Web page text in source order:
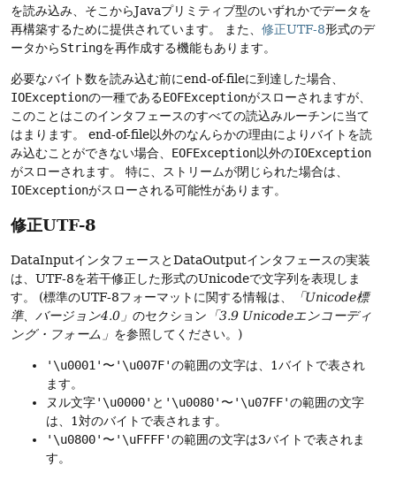
を読み込み、そこからJavaプリミティブ型のいずれかでデータを
再構築するために提供されています。
また、 修正UTF-8形式のデ
ータからStringを再作成する機能もあります。
必要なバイト数を読み込む前にend-of-fileに到達した場合、
IOExceptionの一種であるEOFExceptionがスローされますが、
このことはこのインタフェースのすべての読込みルーチンに当て
はまります。
end-of-file以外のなんらかの理由によりバイトを読
み込むことができない場合、 EOFException以外のIOException
がスローされます。
特に、ストリームが閉じられた場合は、
IOExceptionがスローされる可能性があります。
修正UTF-8
DataInputインタフェースとDataOutputインタフェースの実装
は、UTF-8を若干修正した形式のUnicodeで文字列を表現しま
す。
(標準のUTF-8フォーマットに関する情報は、
「Unicode標
準、バージョン4.0」 のセクション 「3.9 Unicodeエンコーディ
ング・フォーム」 を参照してください。)
'\u0001' 〜 '\u007F'の範囲の文字は、1バイトで表され
ます。
ヌル文字'\u0000' と '\u0080' 〜 '\u07FF'の範囲の文字
は、1対のバイトで表されます。
'\u0800' 〜 '\uFFFF'の範囲の文字は3バイトで表されま
す。